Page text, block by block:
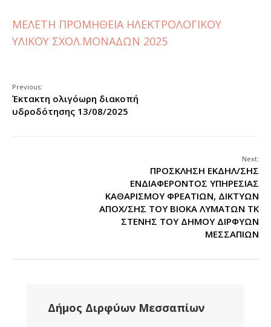
ΜΕΛΕΤΗ ΠΡΟΜΗΘΕΙΑ ΗΛΕΚΤΡΟΛΟΓΙΚΟΥ
ΥΛΙΚΟΥ ΣΧΟΛ.ΜΟΝΑΔΩΝ 2025
Previous:
Έκτακτη ολιγόωρη διακοπή
υδροδότησης 13/08/2025
Next:
ΠΡΟΣΚΛΗΣΗ ΕΚΔΗΛ/ΣΗΣ
ΕΝΔΙΑΦΕΡΟΝΤΟΣ ΥΠΗΡΕΣΙΑΣ
ΚΑΘΑΡΙΣΜΟΥ ΦΡΕΑΤΙΩΝ, ΔΙΚΤΥΩΝ
ΑΠΟΧ/ΣΗΣ ΤΟΥ ΒΙΟΚΑ ΛΥΜΑΤΩΝ ΤΚ
ΣΤΕΝΗΣ ΤΟΥ ΔΗΜΟΥ ΔΙΡΦΥΩΝ
ΜΕΣΣΑΠΙΩΝ
Δήμος Διρφύων Μεσσαπίων